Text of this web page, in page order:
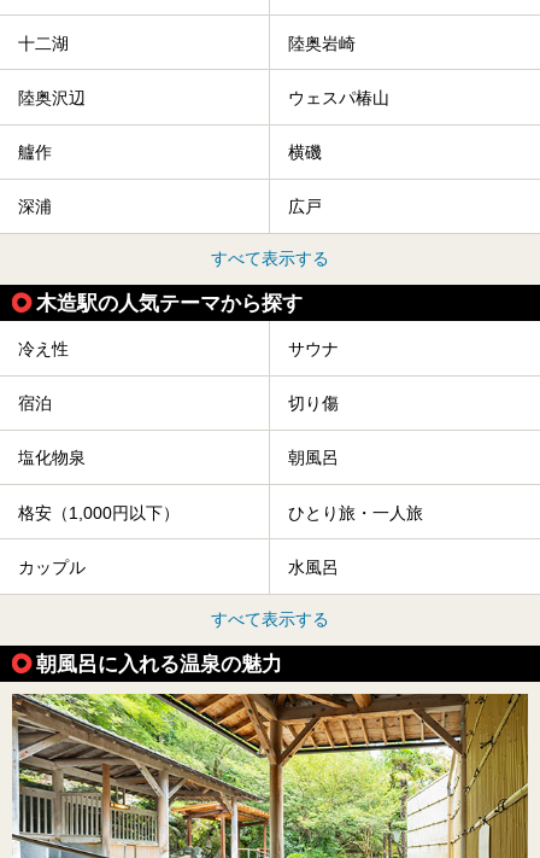
十二湖 陸奥岩崎
陸奥沢辺 ウェスパ椿山
艫作 横磯
深浦 広戸
すべて表示する
木造駅の人気テーマから探す
冷え性 サウナ
宿泊 切り傷
塩化物泉 朝風呂
格安（1,000円以下） ひとり旅・一人旅
カップル 水風呂
すべて表示する
朝風呂に入れる温泉の魅力